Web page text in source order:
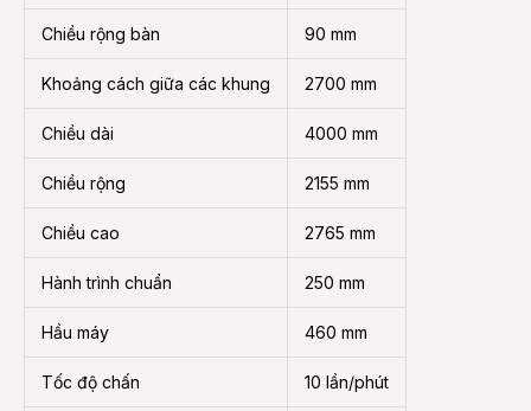
Chiều rộng bàn 90 mm
Khoảng cách giữa các khung 2700 mm
Chiều dài 4000 mm
Chiều rộng 2155 mm
Chiều cao 2765 mm
Hành trình chuẩn 250 mm
Hầu máy 460 mm
Tốc độ chấn 10 lần/phút